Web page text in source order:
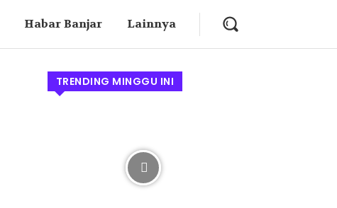
Habar Banjar Lainnya
TRENDING MINGGU INI